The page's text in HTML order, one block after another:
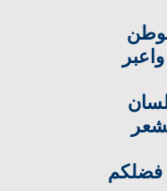
فضلكم